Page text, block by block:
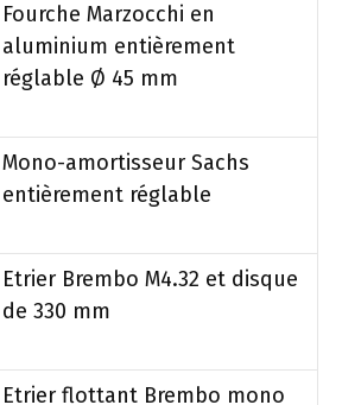
Fourche Marzocchi en
aluminium entièrement
réglable Ø 45 mm
Mono-amortisseur Sachs
entièrement réglable
Etrier Brembo M4.32 et disque
de 330 mm
Etrier flottant Brembo mono